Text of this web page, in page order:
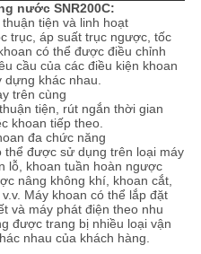
nước SNR200C:
tiện và linh hoạt
trục, áp suất trục ngược, tốc
có thể được điều chỉnh
cầu của các điều kiện khoan
dựng khác nhau.
trên cùng
tiện, rút ​​​​ngắn thời gian
khoan tiếp theo.
đa chức năng
thể được sử dụng trên loại máy
lỗ, khoan tuần hoàn ngược
nâng không khí, khoan cắt,
Máy khoan có thể lắp đặt
và máy phát điện theo nhu
được trang bị nhiều loại vận
nhau của khách hàng.